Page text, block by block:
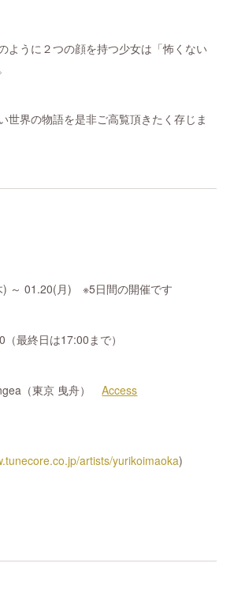
ように２つの顔を持つ少女は「怖くない
世界の物語を是非ご高覧頂きたく存じま
) ～ 01.20(月) ※5日間の開催です
最終日は17:00まで）
（東京 曳舟）Access
artists/yurikoimaoka)